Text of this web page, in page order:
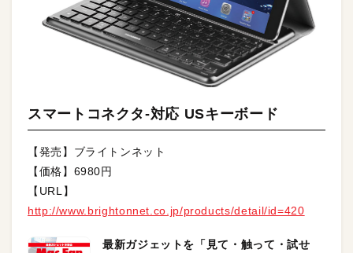
スマートコネクタ-対応 USキーボード
【発売】ブライトンネット
【価格】6980円
【URL】
http://www.brightonnet.co.jp/products/detail/id=420
最新ガジェットを「見て・触って・試せ